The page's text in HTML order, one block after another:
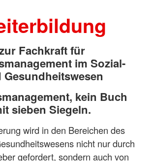
Fachkraft für
im Sozial-
Gesundheitswesen
kein Buch
sieben Siegeln.
wird in den Bereichen des
nicht nur durch
gefordert, sondern auch von